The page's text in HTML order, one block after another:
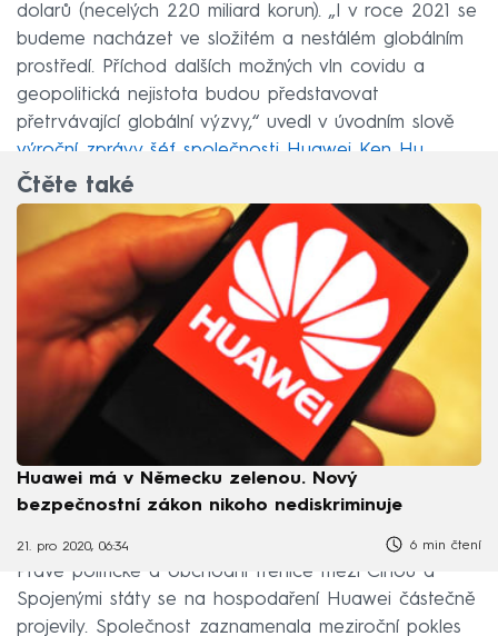
dolarů (necelých 220 miliard korun). „I v roce 2021 se
budeme nacházet ve složitém a nestálém globálním
prostředí. Příchod dalších možných vln covidu a
geopolitická nejistota budou představovat
přetrvávající globální výzvy,“ uvedl v úvodním slově
výroční zprávy šéf společnosti Huawei Ken Hu
Čtěte také
Huawei má v Německu zelenou. Nový
bezpečnostní zákon nikoho nediskriminuje
21. pro 2020, 06:34 6 min čtení
Právě politické a obchodní třenice mezi Čínou a
Spojenými státy se na hospodaření Huawei částečně
projevily. Společnost zaznamenala meziroční pokles